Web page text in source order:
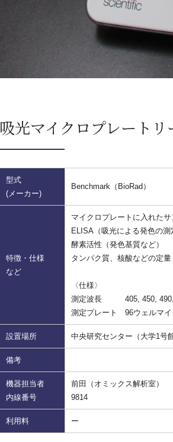
吸光マイクロプレートリ
型式
(メーカー)
Benchmark（BioRad）
特徴・仕様
など
マイクロプレートに入れた
ELISA（吸光による発色の測
酵素活性（発色基質など）
タンパク質、核酸などの定量
〈仕様〉
測定波長 405, 450, 490,
測定プレート 96ウェルマイ
設置場所 中央研究センター（大学1号
備考
機器担当者
内線番号
前田（オミックス解析室）
9814
利用料 ー